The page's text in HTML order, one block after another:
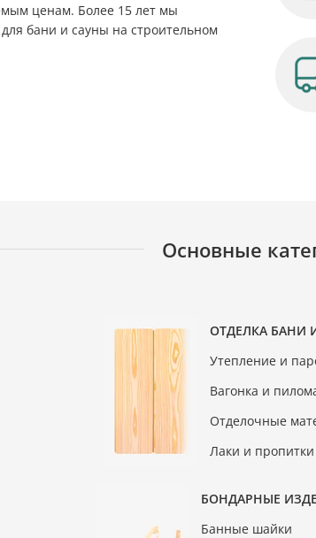
ценам. Более 15 лет мы
бани и сауны на строительном
Основные
ОТДЕЛКА БАНИ
Утепление и
Вагонка и
Отделочные
Лаки и пропитки
БОНДАРНЫЕ
Банные шайки